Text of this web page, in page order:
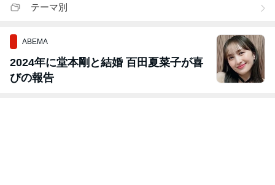
テーマ別
ABEMA
2024年に堂本剛と結婚 百田夏菜子が喜
びの報告